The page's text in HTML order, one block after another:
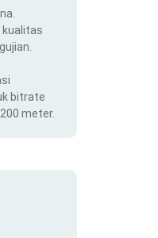
kualitas
bitrate
meter.